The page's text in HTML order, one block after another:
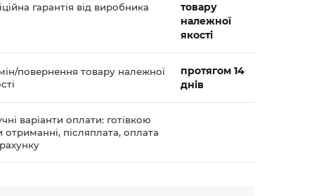
гарантія від виробника
товару
належної
якості
повернення товару належної
протягом 14
днів
варіанти оплати: готівкою
отриманні, післяплата, оплата